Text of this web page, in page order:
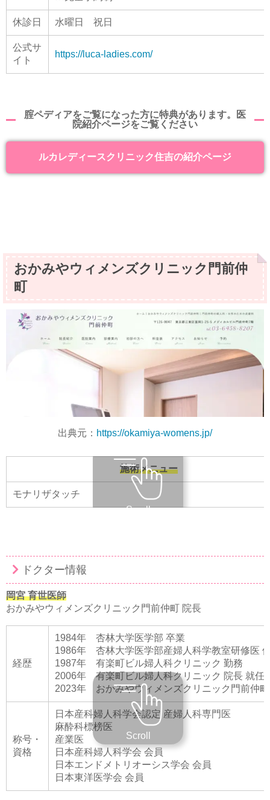
休診日 水曜日 祝日
公式サ
イト
https://luca-ladies.com/
腟ペディアをご覧になった方に特典があります。医
院紹介ページをご覧ください
ルカレディースクリニック住吉の紹介ページ
おかみやウィメンズクリニック門前仲
町
出典元： https://okamiya-womens.jp/
施術メニュー
モナリザタッチ
Scroll
ドクター情報
岡宮 育世医師
おかみやウィメンズクリニック門前仲町 院長
経歴
1984年 杏林大学医学部 卒業
1986年 杏林大学医学部産婦人科学教室研修医
1987年 有楽町ビル婦人科クリニック 勤務
2006年 有楽町ビル婦人科クリニック 院長 就任
2023年 おかみやウィメンズクリニック門前仲
称号・
資格
日本産科婦人科学会認定 産婦人科専門医
麻酔科標榜医
産業医
日本産科婦人科学会 会員
日本エンドメトリオーシス学会 会員
日本東洋医学会 会員
Scroll